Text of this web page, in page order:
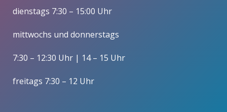
dienstags 7:30 – 15:00 Uhr
mittwochs und donnerstags
7:30 – 12:30 Uhr | 14 – 15 Uhr
freitags 7:30 – 12 Uhr